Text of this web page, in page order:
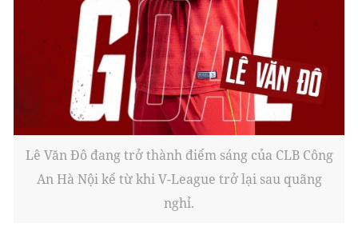
Lê Văn Đô đang trở thành điểm sáng của CLB Công
An Hà Nội kể từ khi V-League trở lại sau quãng
nghỉ.